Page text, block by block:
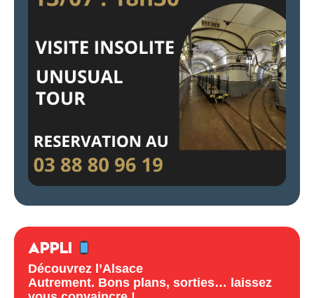
APPLI
Découvrez l’Alsace
Autrement. Bons plans, sorties… laissez